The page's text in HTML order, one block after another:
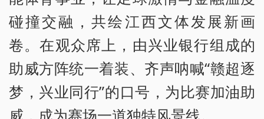
碰撞交融，共绘江西文体发展新画
卷。在观众席上，由兴业银行组成的
助威方阵统一着装、齐声呐喊“赣超逐
梦，兴业同行”的口号，为比赛加油助